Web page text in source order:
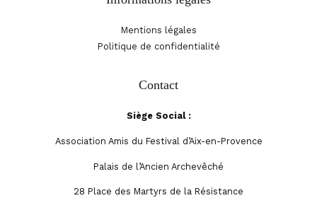
Mentions légales
Politique de confidentialité
Contact
Siège Social :
Association Amis du Festival d’Aix-en-Provence
Palais de l’Ancien Archevêché
28 Place des Martyrs de la Résistance